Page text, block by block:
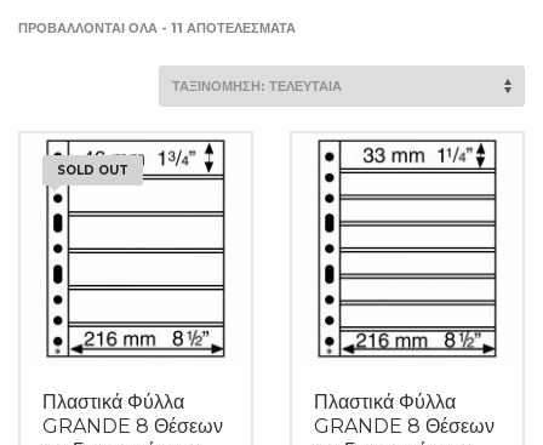
ΠΡΟΒΆΛΛΟΝΤΑΙ ΌΛΑ - 11 ΑΠΟΤΕΛΈΣΜΑΤΑ
LATEST
SOLD OUT
Πλαστικά Φύλλα
GRANDE 8 Θέσεων
Πλαστικά Φύλλα
GRANDE 8 Θέσεων